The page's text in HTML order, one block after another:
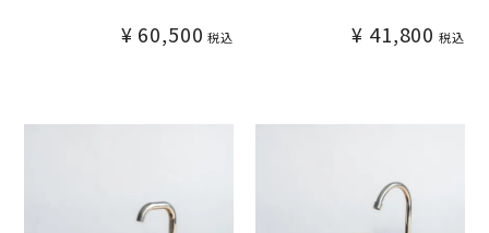
¥ 60,500 税込 ¥ 41,800 税込